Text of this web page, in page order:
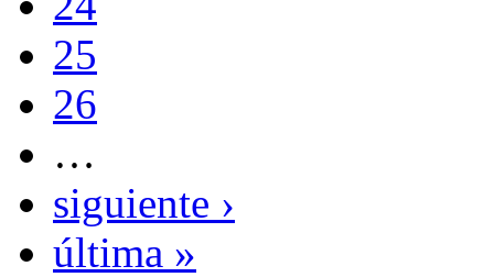
25
26
…
siguiente ›
última »